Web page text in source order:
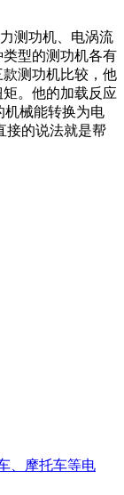
测功机、电涡流
型的测功机各有
测功机比较，他
。他的加载反应
机械能转换为电
接的说法就是帮
、摩托车等电